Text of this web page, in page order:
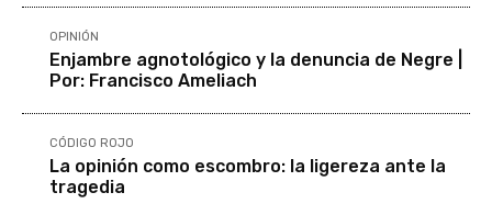
OPINIÓN
Enjambre agnotológico y la denuncia de Negre |
Por: Francisco Ameliach
CÓDIGO ROJO
La opinión como escombro: la ligereza ante la
tragedia